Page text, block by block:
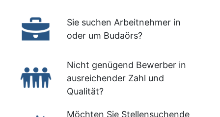
Sie suchen Arbeitnehmer in
oder um Budaörs?
Nicht genügend Bewerber in
ausreichender Zahl und
Qualität?
Möchten Sie Stellensuchende